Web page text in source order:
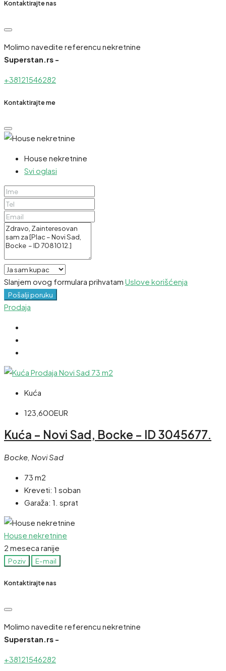
Kontaktirajte nas
Molimo navedite referencu nekretnine
Superstan.rs -
+38121546282
Kontaktirajte me
House nekretnine
Svi oglasi
Slanjem ovog formulara prihvatam Uslove korišćenja
Pošalji poruku
Prodaja
Kuća
123,600EUR
Kuća – Novi Sad, Bocke – ID 3045677.
Bocke, Novi Sad
73 m2
Kreveti: 1 soban
Garaža: 1. sprat
House nekretnine
2 meseca ranije
Poziv E-mail
Kontaktirajte nas
Molimo navedite referencu nekretnine
Superstan.rs -
+38121546282